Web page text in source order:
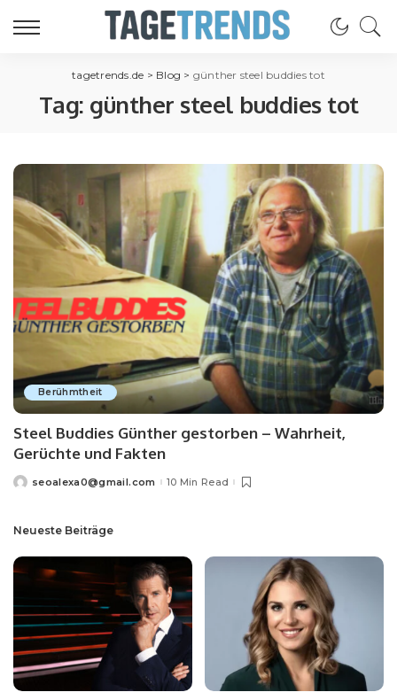
tagetrends.de > Blog > günther steel buddies tot
Tag: günther steel buddies tot
Berühmtheit
Steel Buddies Günther gestorben – Wahrheit,
Gerüchte und Fakten
seoalexa0@gmail.com 10 Min Read
Neueste Beiträge